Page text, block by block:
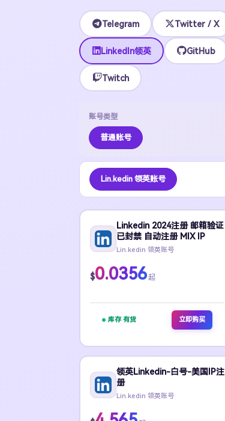
Telegram Twitter / X
LinkedIn领英 GitHub
Twitch
账号类型
普通账号
Lin.kedin 领英账号
Linkedin 2024注册 邮箱验证
已封禁 自动注册 MIX IP
Lin.kedin 领英账号
$0.0356起
库存 有货 立即购买
领英Linkedin-白号-美国IP注
册
Lin.kedin 领英账号